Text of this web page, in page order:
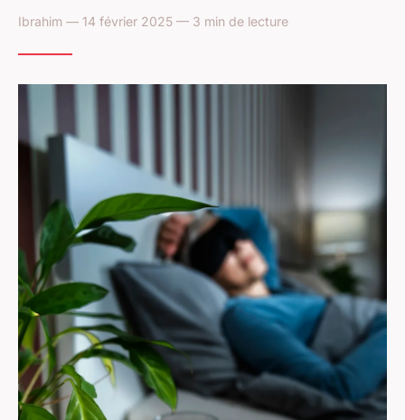
Ibrahim — 14 février 2025 — 3 min de lecture